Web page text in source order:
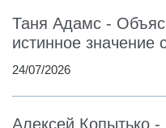
Таня Адамс -
истинное значение
24/07/2026
Алексей Копытько -